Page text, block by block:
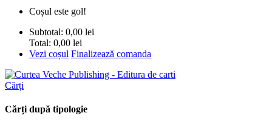
Coșul este gol!
Subtotal: 0,00 lei
Total: 0,00 lei
Vezi coșul Finalizează comanda
Cărți
Cărți după tipologie